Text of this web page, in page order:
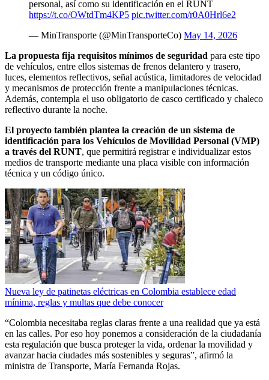
personal, así como su identificación en el RUNT
https://t.co/OWtdTm4KP5 pic.twitter.com/r0A0Hrl6e2
— MinTransporte (@MinTransporteCo) May 14, 2026
La propuesta fija requisitos mínimos de seguridad para este tipo
de vehículos, entre ellos sistemas de frenos delantero y trasero,
luces, elementos reflectivos, señal acústica, limitadores de velocidad
y mecanismos de protección frente a manipulaciones técnicas.
Además, contempla el uso obligatorio de casco certificado y chaleco
reflectivo durante la noche.
El proyecto también plantea la creación de un sistema de
identificación para los Vehículos de Movilidad Personal (VMP)
a través del RUNT, que permitirá registrar e individualizar estos
medios de transporte mediante una placa visible con información
técnica y un código único.
Nueva ley de patinetas eléctricas en Colombia establece edad
mínima, reglas y multas que debe conocer
“Colombia necesitaba reglas claras frente a una realidad que ya está
en las calles. Por eso hoy ponemos a consideración de la ciudadanía
esta regulación que busca proteger la vida, ordenar la movilidad y
avanzar hacia ciudades más sostenibles y seguras”, afirmó la
ministra de Transporte, María Fernanda Rojas.